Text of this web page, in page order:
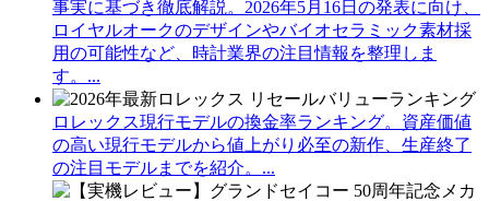
事実に基づき徹底解説。2026年5月16日の発表に向け、
ロイヤルオークのデザインやバイオセラミック素材採
用の可能性など、時計業界の注目情報を整理しま
す。...
ロレックス現行モデルの換金率ランキング。資産価値
の高い現行モデルから値上がり必至の新作、生産終了
の注目モデルまでを紹介。...